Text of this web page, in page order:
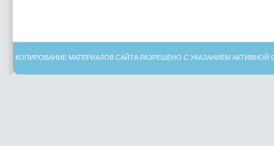
КОПИРОВАНИЕ МАТЕРИАЛОВ САЙТА РАЗРЕШЕНО С УКАЗАНИЕМ АКТИВНОЙ